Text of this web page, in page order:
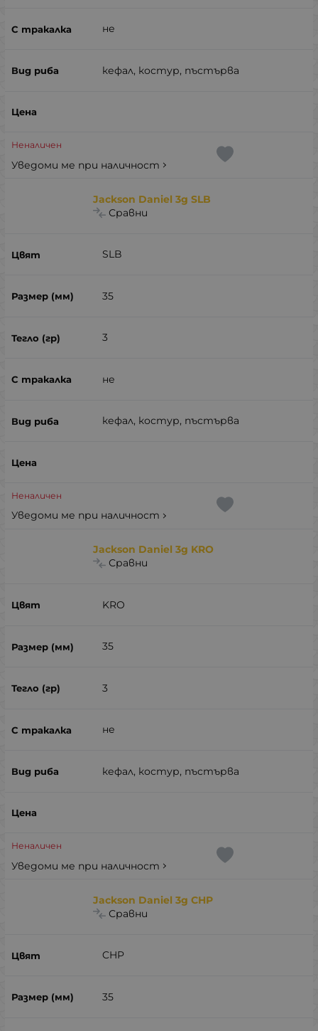
не
кефал, костур, пъстърва
Неналичен
Уведоми ме при наличност
Jackson Daniel 3g SLB
Сравни
SLB
35
3
не
кефал, костур, пъстърва
Неналичен
Уведоми ме при наличност
Jackson Daniel 3g KRO
Сравни
KRO
35
3
не
кефал, костур, пъстърва
Неналичен
Уведоми ме при наличност
Jackson Daniel 3g CHP
Сравни
CHP
35